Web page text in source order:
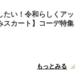
い！令和らしくアッ
スカート】コーデ特集
もっとみる